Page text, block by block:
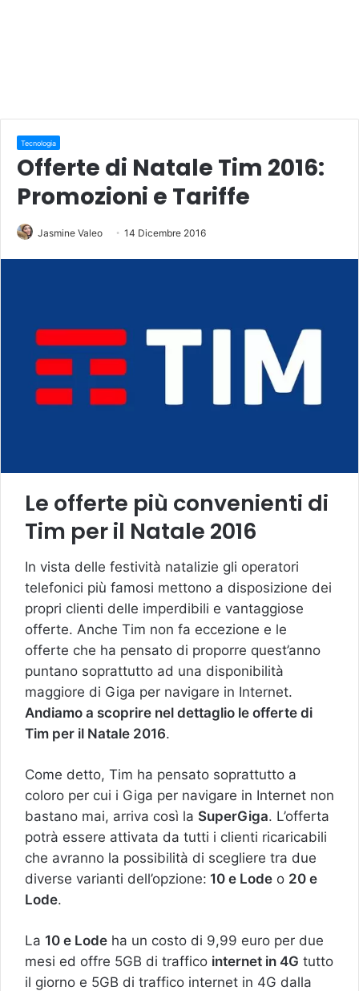
Tecnologia
Offerte di Natale Tim 2016:
Promozioni e Tariffe
Jasmine Valeo 14 Dicembre 2016
Le offerte più convenienti di
Tim per il Natale 2016
In vista delle festività natalizie gli operatori
telefonici più famosi mettono a disposizione dei
propri clienti delle imperdibili e vantaggiose
offerte. Anche Tim non fa eccezione e le
offerte che ha pensato di proporre quest’anno
puntano soprattutto ad una disponibilità
maggiore di Giga per navigare in Internet.
Andiamo a scoprire nel dettaglio le offerte di
Tim per il Natale 2016.
Come detto, Tim ha pensato soprattutto a
coloro per cui i Giga per navigare in Internet non
bastano mai, arriva così la SuperGiga. L’offerta
potrà essere attivata da tutti i clienti ricaricabili
che avranno la possibilità di scegliere tra due
diverse varianti dell’opzione: 10 e Lode o 20 e
Lode.
La 10 e Lode ha un costo di 9,99 euro per due
mesi ed offre 5GB di traffico internet in 4G tutto
il giorno e 5GB di traffico internet in 4G dalla